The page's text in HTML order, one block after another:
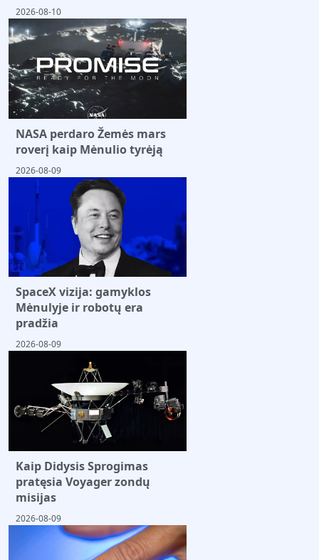
2026-08-10
NASA perdaro Žemės mars
roverį kaip Mėnulio tyrėją
2026-08-09
SpaceX vizija: gamyklos
Mėnulyje ir robotų era
pradžia
2026-08-09
Kaip Didysis Sprogimas
pratęsia Voyager zondų
misijas
2026-08-09